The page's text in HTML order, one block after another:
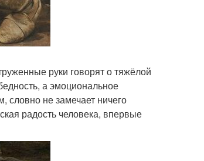
руки говорят о тяжёлой
а эмоциональное
словно не замечает ничего
радость человека, впервые